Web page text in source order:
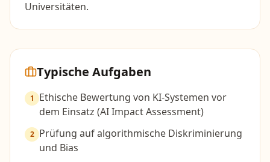
Universitäten.
Typische Aufgaben
1
Ethische Bewertung von KI-Systemen vor
dem Einsatz (AI Impact Assessment)
2 Prüfung auf algorithmische Diskriminierung
und Bias